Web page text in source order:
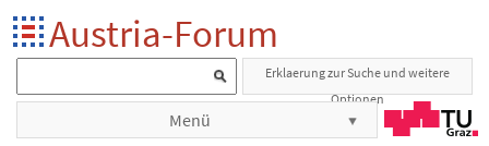
Austria-Forum
Erklaerung zur Suche und weitere
Optionen
Menü